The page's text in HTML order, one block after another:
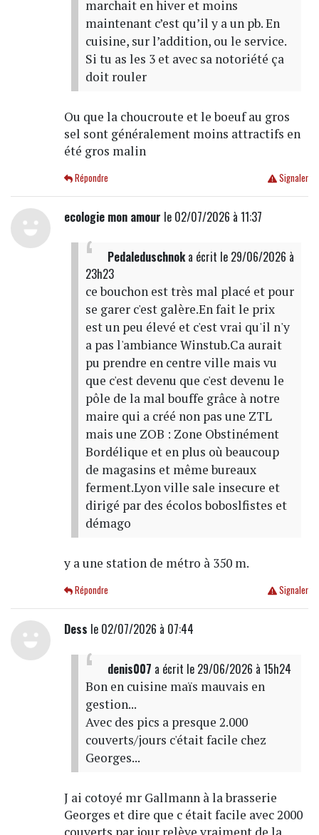
marchait en hiver et moins
maintenant c’est qu’il y a un pb. En
cuisine, sur l’addition, ou le service.
Si tu as les 3 et avec sa notoriété ça
doit rouler
Ou que la choucroute et le boeuf au gros
sel sont généralement moins attractifs en
été gros malin
Signaler
Répondre
ecologie mon amour le 02/07/2026 à 11:37
Pedaleduschnoka écrit le 29/06/2026 à
23h23
ce bouchon est très mal placé et pour
se garer c'est galère.En fait le prix
est un peu élevé et c'est vrai qu'il n'y
a pas l'ambiance Winstub.Ca aurait
pu prendre en centre ville mais vu
que c'est devenu que c'est devenu le
pôle de la mal bouffe grâce à notre
maire qui a créé non pas une ZTL
mais une ZOB : Zone Obstinément
Bordélique et en plus où beaucoup
de magasins et même bureaux
ferment.Lyon ville sale insecure et
dirigé par des écolos boboslfistes et
démago
y a une station de métro à 350 m.
Signaler
Répondre
Dess le 02/07/2026 à 07:44
denis007 a écrit le 29/06/2026 à 15h24
Bon en cuisine maïs mauvais en
gestion...
Avec des pics a presque 2.000
couverts/jours c'était facile chez
Georges...
J ai cotoyé mr Gallmann à la brasserie
Georges et dire que c était facile avec 2000